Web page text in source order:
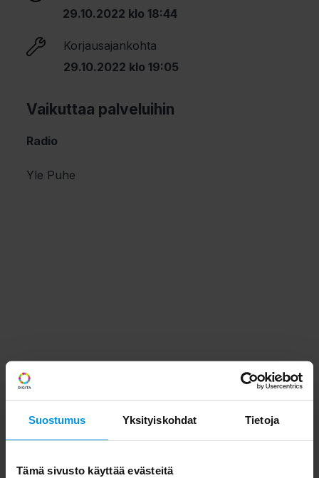
Suostumus Yksityiskohdat Tietoja
Tämä sivusto käyttää evästeitä
29.10.2022 klo 18:44
Korjausajankohta
29.10.2022 klo 19:05
Vaikuttaa palveluihin
Radio
Yle Puhe